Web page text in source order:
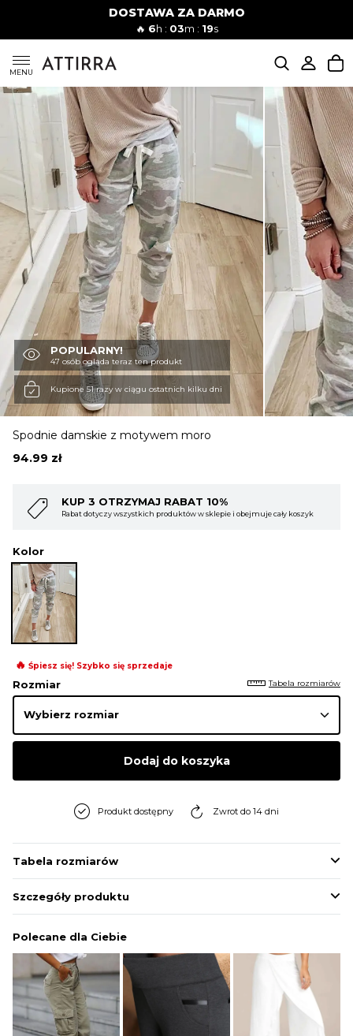
DOSTAWA ZA DARMO
🔥 6h : 03m : 18s
MENU
Mężczyźni
SUKIENKI
KOMBINEZONY
DÓŁ DAMSKIE
STROJE KĄPIELOWE
BLUZKI
OBUWIE
BIELIZNA
BLUZY
SWETRY
OKRYCIA WIERZCHNIE
POPULARNY!
47 osób ogląda teraz ten produkt
Kupione 51 razy w ciągu ostatnich kilku dni
Spodnie damskie z motywem moro
94.99 zł
RABAT 10%
produktów w sklepie i obejmuje cały koszyk Rabat dotyczy wszystkich
Kolor
🔥 Śpiesz się! Szybko się sprzedaje
Rozmiar Tabela rozmiarów
Dodaj do koszyka
Produkt dostępny Zwrot do 14 dni
Tabela rozmiarów
Szczegóły produktu
Polecane dla Ciebie